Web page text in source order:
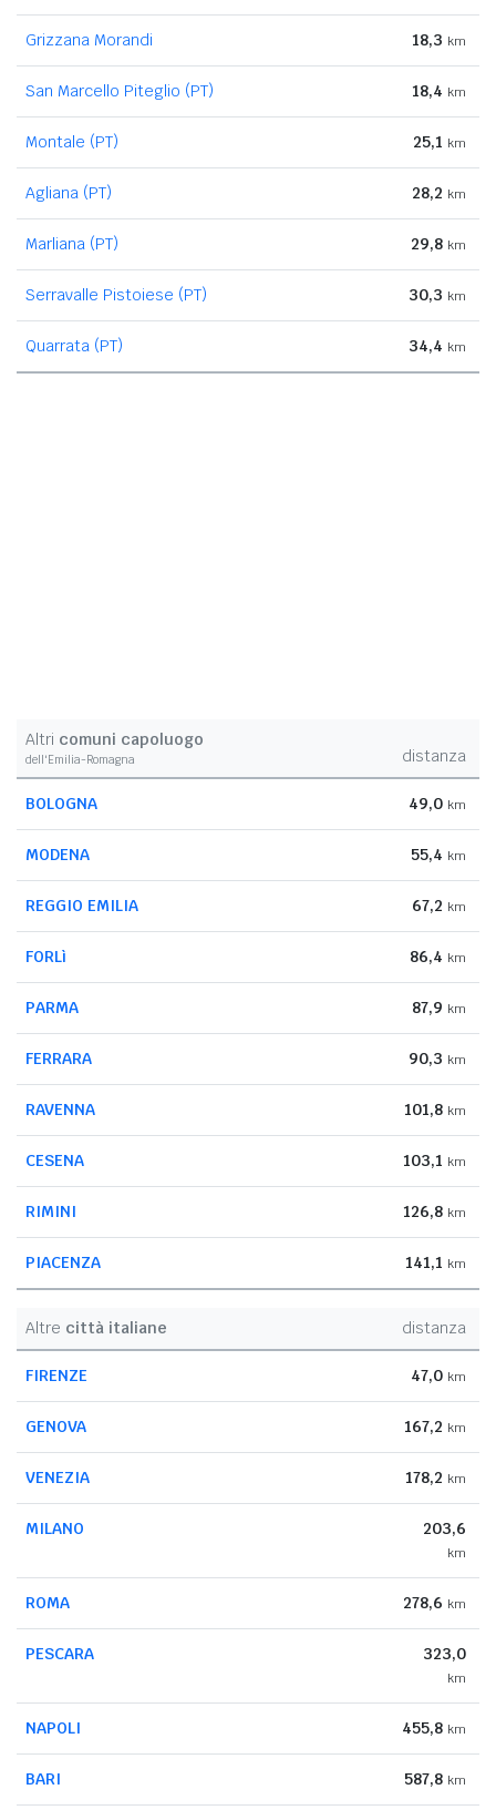
Grizzana Morandi 18,3 km
San Marcello Piteglio (PT) 18,4 km
Montale (PT) 25,1 km
Agliana (PT) 28,2 km
Marliana (PT) 29,8 km
Serravalle Pistoiese (PT) 30,3 km
Quarrata (PT) 34,4 km
Altri comuni capoluogo
dell'Emilia-Romagna distanza
BOLOGNA 49,0 km
MODENA 55,4 km
REGGIO EMILIA 67,2 km
FORLì 86,4 km
PARMA 87,9 km
FERRARA 90,3 km
RAVENNA 101,8 km
CESENA 103,1 km
RIMINI 126,8 km
PIACENZA 141,1 km
Altre città italiane distanza
FIRENZE 47,0 km
GENOVA 167,2 km
VENEZIA 178,2 km
MILANO 203,6
km
ROMA 278,6 km
PESCARA 323,0
km
NAPOLI 455,8 km
BARI 587,8 km